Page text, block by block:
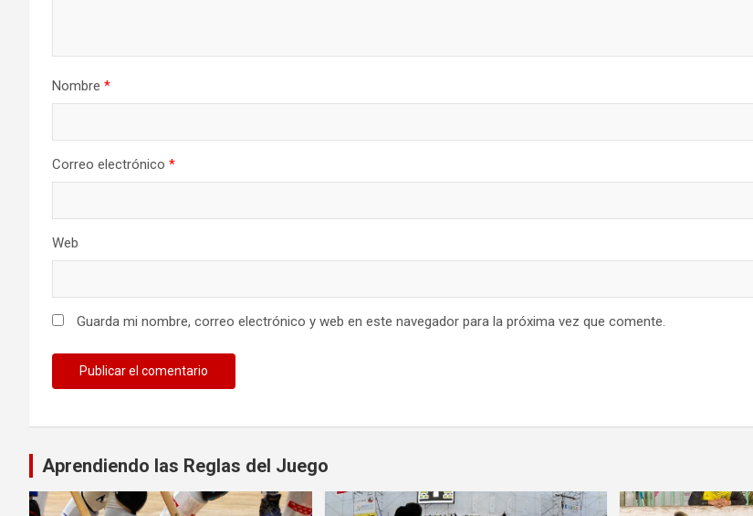
Nombre *
Correo electrónico *
Web
Guarda mi nombre, correo electrónico y web en este navegador para la próxima vez que comente.
Aprendiendo las Reglas del Juego